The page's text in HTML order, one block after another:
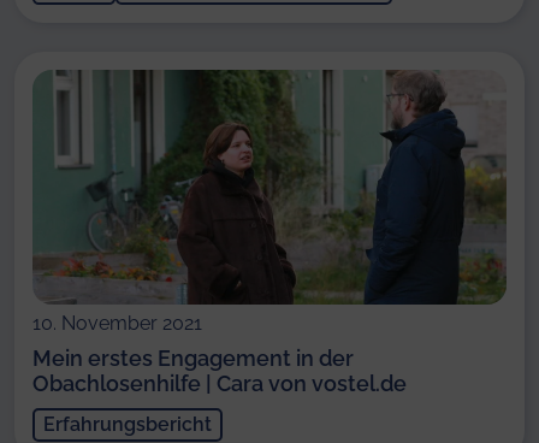
10. November 2021
Mein erstes Engagement in der
Obachlosenhilfe | Cara von vostel.de
Erfahrungsbericht